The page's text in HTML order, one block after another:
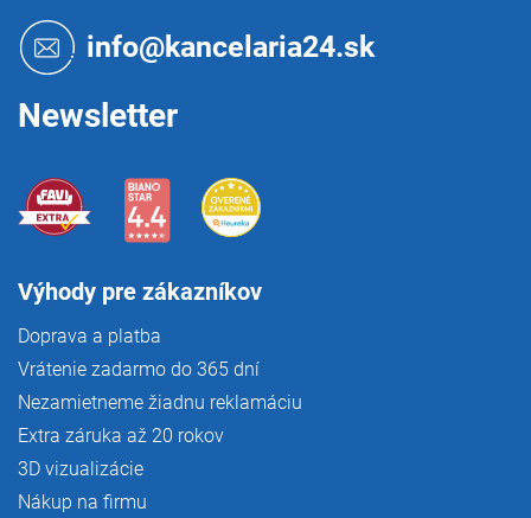
v
ý
info@kancelaria24.sk
Newsletter
Výhody pre zákazníkov
Doprava a platba
Vrátenie zadarmo do 365 dní
Nezamietneme žiadnu reklamáciu
Extra záruka až 20 rokov
3D vizualizácie
Nákup na firmu